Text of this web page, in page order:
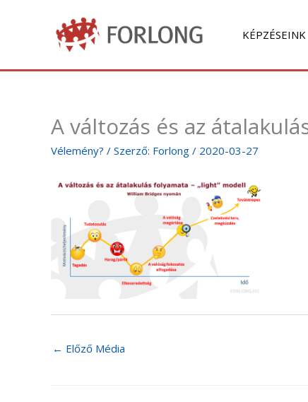
KÉPZÉSEINK
A változás és az
Vélemény? / Szerző: Forlong / 2020-03-27
← Előző Média